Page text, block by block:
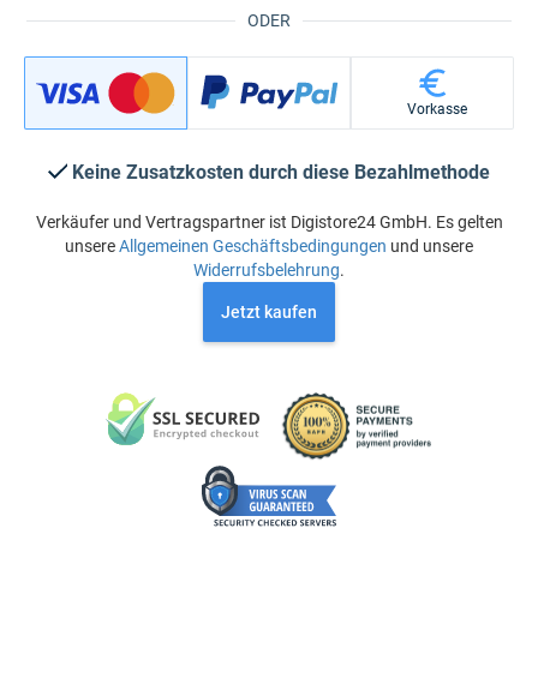
ODER
Vorkasse
Keine Zusatzkosten durch diese Bezahlmethode
Verkäufer und Vertragspartner ist Digistore24 GmbH. Es gelten
unsereAllgemeinen Geschäftsbedingungen und unsere
Widerrufsbelehrung.
Jetzt kaufen